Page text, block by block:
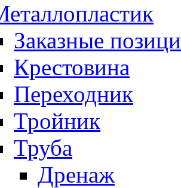
Заказные
Крестовина
Переходник
Тройник
Труба
Дренаж